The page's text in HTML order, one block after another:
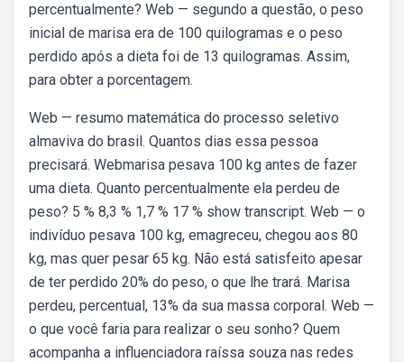
percentualmente? Web — segundo a questão, o peso
inicial de marisa era de 100 quilogramas e o peso
perdido após a dieta foi de 13 quilogramas. Assim,
para obter a porcentagem.
Web — resumo matemática do processo seletivo
almaviva do brasil. Quantos dias essa pessoa
precisará. Webmarisa pesava 100 kg antes de fazer
uma dieta. Quanto percentualmente ela perdeu de
peso? 5 % 8,3 % 1,7 % 17 % show transcript. Web — o
indivíduo pesava 100 kg, emagreceu, chegou aos 80
kg, mas quer pesar 65 kg. Não está satisfeito apesar
de ter perdido 20% do peso, o que lhe trará. Marisa
perdeu, percentual, 13% da sua massa corporal. Web —
o que você faria para realizar o seu sonho? Quem
acompanha a influenciadora raíssa souza nas redes